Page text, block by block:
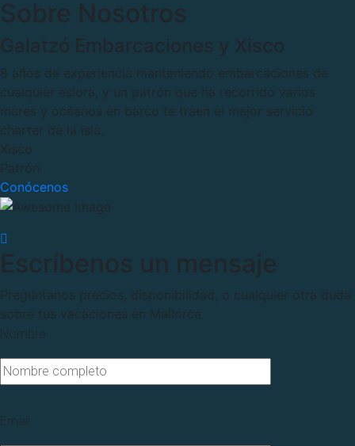
Sobre Nosotros
Galatzó Embarcaciones y Xisco
8 años de experiencia manteniendo embarcaciones de
cualquier eslora, y un patrón que ha recorrido varios
mares y océanos en barco te traen el mejor servicio
charter de la isla.
Xisco
Patrón
Conócenos
Escríbenos un mensaje
Pregúntanos precios, disponibilidad, o cualquier otra duda
sobre tus vacaciones en Mallorca
Nombre
Email